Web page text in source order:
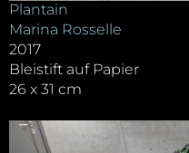
Plantain
Marina Rosselle
2017
Bleistift auf Papier
26 x 31 cm